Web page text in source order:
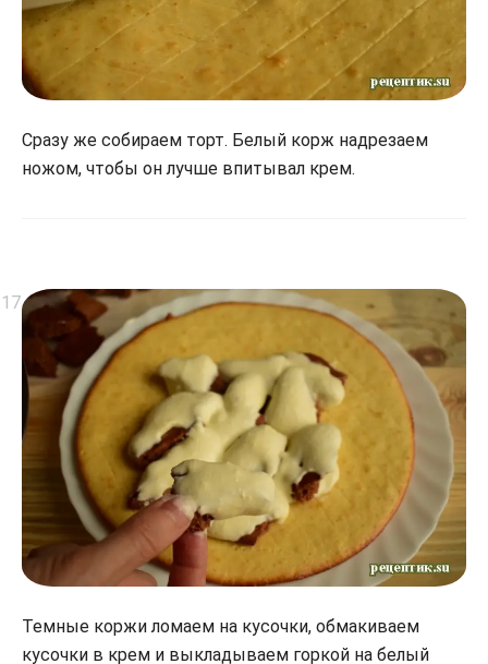
Сразу же собираем торт. Белый корж надрезаем
ножом, чтобы он лучше впитывал крем.
Темные коржи ломаем на кусочки, обмакиваем
кусочки в крем и выкладываем горкой на белый